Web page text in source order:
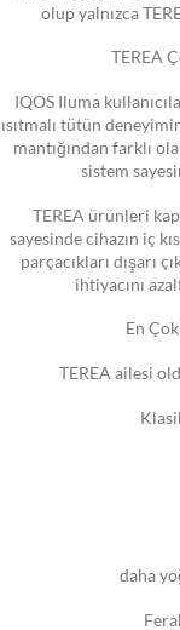
olup yalnızca
TEREA
IQOS Iluma
ısıtmalı tütün
mantığından farklı
sistem
TEREA ürünleri
sayesinde cihazın iç
parçacıkları dışarı
ihtiyacını
En
TEREA ailesi
daha